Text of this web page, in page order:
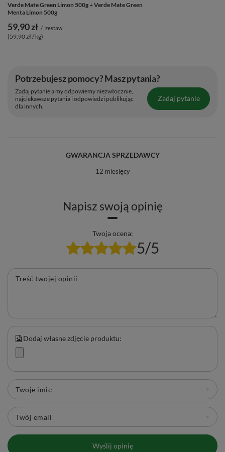
Verde Mate Green Limon 500g + Verde Mate Green
Menta Limon 500g
59,90 zł / zestaw
(59,90 zł / kg)
Potrzebujesz pomocy? Masz pytania?
Zadaj pytanie a my odpowiemy niezwłocznie,
najciekawsze pytania i odpowiedzi publikując
dla innych.
Zadaj pytanie
GWARANCJA SPRZEDAWCY
12 miesięcy
Napisz swoją opinię
Twoja ocena:
5/5
Treść twojej opinii
Dodaj własne zdjęcie produktu:
Twoje imię
Twój email
Wyślij opinię